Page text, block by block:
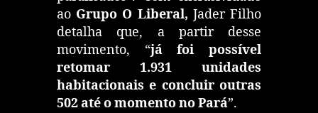
ao Grupo O Liberal, Jader Filho
detalha que, a partir desse
movimento, “já foi possível
retomar 1.931 unidades
habitacionais e concluir outras
502 até o momento no Pará”.